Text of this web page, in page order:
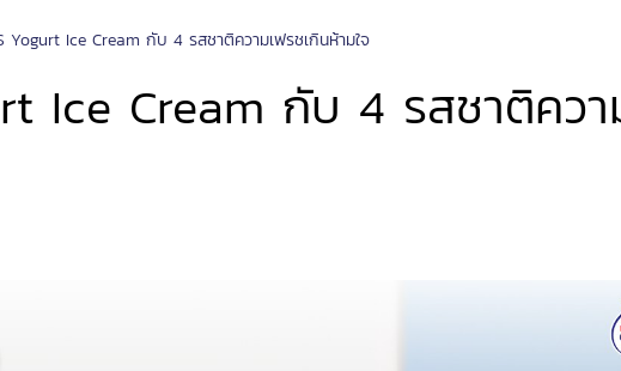
Yogurt Ice Cream กับ 4 รสชาติความเฟรชเกินห้ามใจ
Ice Cream กับ 4 รสชาติควา